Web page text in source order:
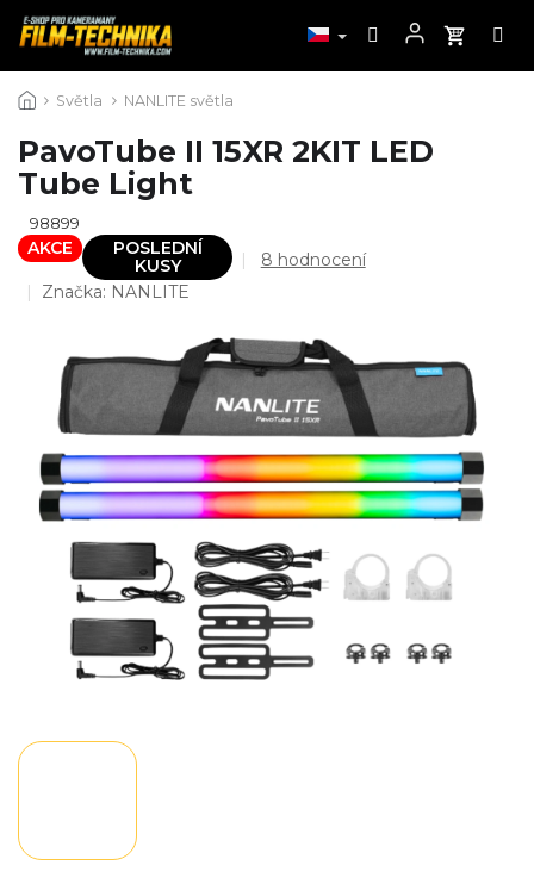
na
Světla NANLITE světla
PavoTube II 15XR 2KIT LED
Tube Light
98899
AKCE
POSLEDNÍ
KUSY
Průměrné
4,9
z
5
hvězdiček.
8 hodnocení
Značka: NANLITE